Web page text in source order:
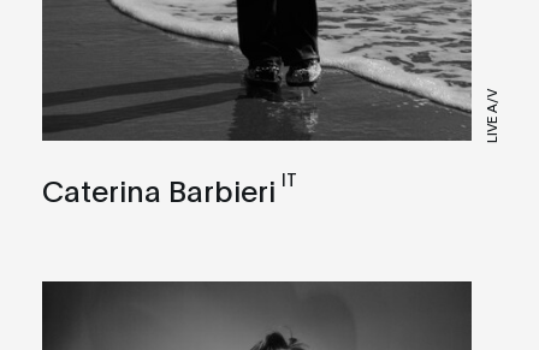
LIVE A/V
Caterina Barbieri IT